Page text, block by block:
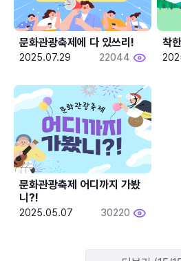
문화관광축제에 다 있쓰리!
2025.07.29 22044
착
문화관광축제 어디까지 가봤
니?!
2025.05.07 30220